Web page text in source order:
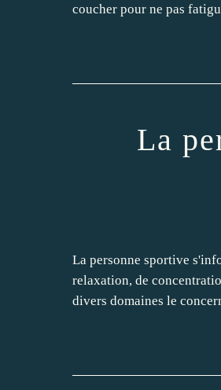
coucher pour ne pas
La
La personne sportive
relaxation, de
divers domaines le